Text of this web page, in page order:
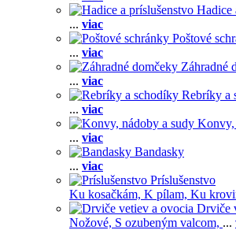
Hadice
... viac
Poštové
... viac
Záhradné
... viac
Rebríky a
... viac
Konvy,
... viac
Bandasky
... viac
Príslušenstvo
Ku kosačkám, K pílam, Ku
Drviče
Nožové, S ozubeným valcom, ...